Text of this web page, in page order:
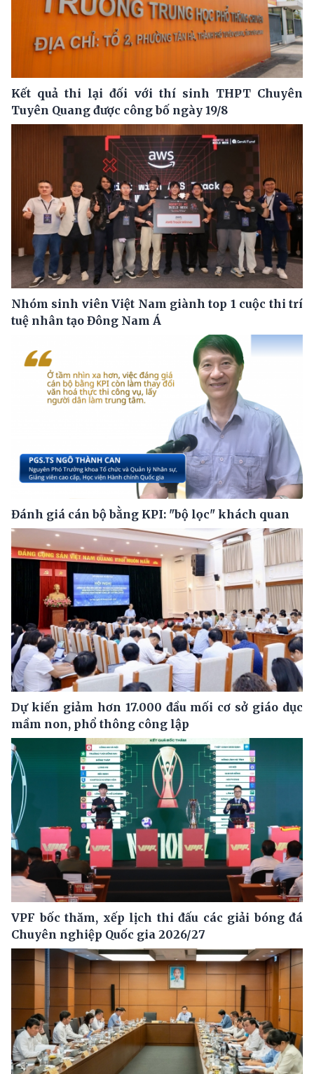
Kết quả thi lại đối với thí sinh THPT Chuyên
Tuyên Quang được công bố ngày 19/8
Nhóm sinh viên Việt Nam giành top 1 cuộc thi trí
tuệ nhân tạo Đông Nam Á
Đánh giá cán bộ bằng KPI: "bộ lọc" khách quan
Dự kiến giảm hơn 17.000 đầu mối cơ sở giáo dục
mầm non, phổ thông công lập
VPF bốc thăm, xếp lịch thi đấu các giải bóng đá
Chuyên nghiệp Quốc gia 2026/27